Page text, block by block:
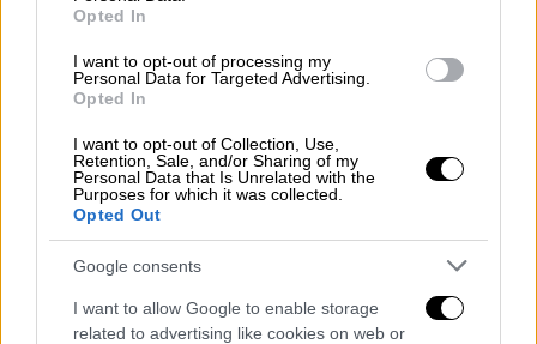
Opted In
I want to opt-out of processing my
Personal Data for Targeted Advertising.
Opted In
I want to opt-out of Collection, Use,
Retention, Sale, and/or Sharing of my
Personal Data that Is Unrelated with the
Purposes for which it was collected.
Opted Out
Google consents
I want to allow Google to enable storage
related to advertising like cookies on web or
Πύλη Ε4 είχε ξεκινήσει μεγάλη επιχείρηση
του Λιμενικού προκειμένου να εντοπιστεί
εάν υπήρχε εγκλωβισμένος στο όχημα.
Η επιχείρηση ήταν δύσκολη, καθώς στο
σημείο όπου έπεσε το όχημα υπάρχει λάσπη
στον πυθμένα. Οι ακριβείς συνθήκες υπό τις
οποίες ο οδηγός βρέθηκε στη θάλασσα
διερευνώνται.